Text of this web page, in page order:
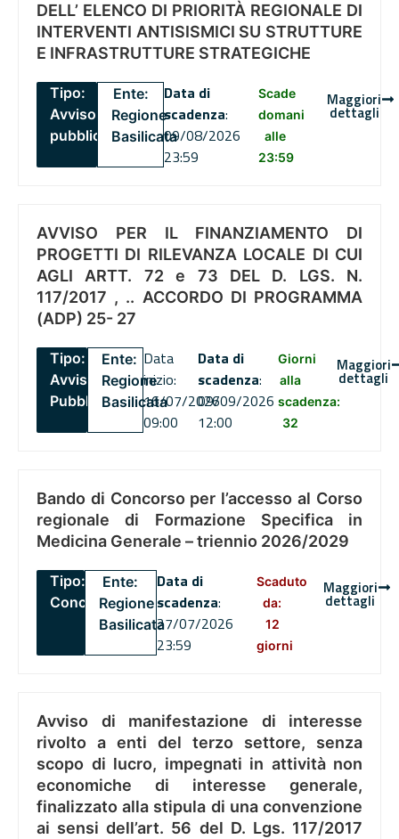
DELL’ ELENCO DI PRIORITÀ REGIONALE DI
INTERVENTI ANTISISMICI SU STRUTTURE
E INFRASTRUTTURE STRATEGICHE
Tipo:
Avviso
pubblico
Ente:
Regione
Basilicata
Data di
scadenza:
09/08/2026
23:59
Scade
domani
alle
23:59
Maggiori
dettagli
AVVISO PER IL FINANZIAMENTO DI
PROGETTI DI RILEVANZA LOCALE DI CUI
AGLI ARTT. 72 e 73 DEL D. LGS. N.
117/2017 , .. ACCORDO DI PROGRAMMA
(ADP) 25- 27
Tipo:
Avviso
Pubblico
Ente:
Regione
Basilicata
Data
inizio:
16/07/2026
09:00
Data di
scadenza:
09/09/2026
12:00
Giorni
alla
scadenza:
32
Maggiori
dettagli
Bando di Concorso per l’accesso al Corso
regionale di Formazione Specifica in
Medicina Generale – triennio 2026/2029
Tipo:
Concorsi
Ente:
Regione
Basilicata
Data di
scadenza:
27/07/2026
23:59
Scaduto
da:
12
giorni
Maggiori
dettagli
Avviso di manifestazione di interesse
rivolto a enti del terzo settore, senza
scopo di lucro, impegnati in attività non
economiche di interesse generale,
finalizzato alla stipula di una convenzione
ai sensi dell’art. 56 del D. Lgs. 117/2017